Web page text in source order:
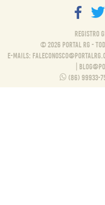
Registro
© 2026 Portal RG -
E-MAILS:
(86) 99933-